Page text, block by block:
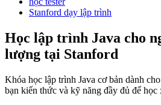
Stanford dạy lập trình
Học lập trình Java cho
lượng tại Stanford
Khóa học lập trình Java cơ bản dành
bạn kiến thức và kỹ năng đầy đủ để